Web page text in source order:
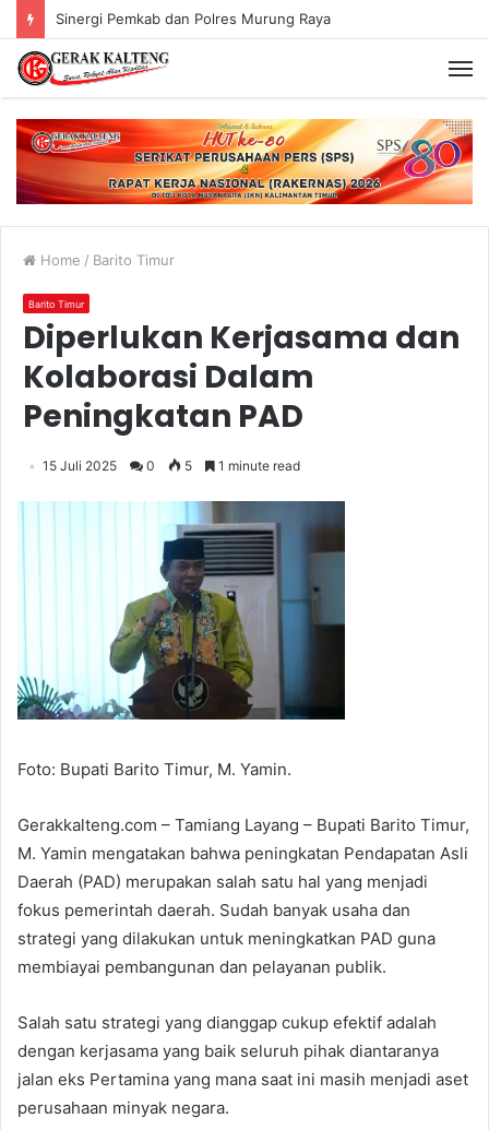
Sinergi Pemkab dan Polres Murung Raya
Home / Barito Timur
Barito Timur
Diperlukan Kerjasama dan
Kolaborasi Dalam
Peningkatan PAD
15 Juli 2025 0 5 1 minute read
Foto: Bupati Barito Timur, M. Yamin.
Gerakkalteng.com – Tamiang Layang – Bupati Barito Timur,
M. Yamin mengatakan bahwa peningkatan Pendapatan Asli
Daerah (PAD) merupakan salah satu hal yang menjadi
fokus pemerintah daerah. Sudah banyak usaha dan
strategi yang dilakukan untuk meningkatkan PAD guna
membiayai pembangunan dan pelayanan publik.
Salah satu strategi yang dianggap cukup efektif adalah
dengan kerjasama yang baik seluruh pihak diantaranya
jalan eks Pertamina yang mana saat ini masih menjadi aset
perusahaan minyak negara.